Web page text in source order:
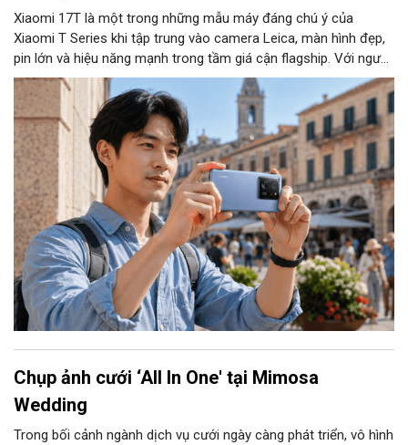
Xiaomi 17T là một trong những mẫu máy đáng chú ý của
Xiaomi T Series khi tập trung vào camera Leica, màn hình đẹp,
pin lớn và hiệu năng mạnh trong tầm giá cận flagship. Với người
dùng muốn một chiếc điện thoại phục vụ tốt chụp ảnh, giải trí,
học tập và làm việc, Xiaomi 17T mang đến nhiều điểm đáng
cân nhắc.
Chụp ảnh cưới ‘All In One' tại Mimosa
Wedding
Trong bối cảnh ngành dịch vụ cưới ngày càng phát triển, vô hình